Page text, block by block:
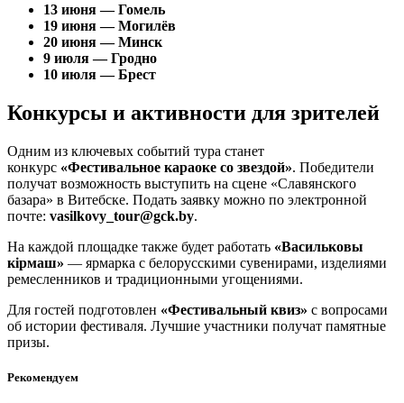
13 июня — Гомель
19 июня — Могилёв
20 июня — Минск
9 июля — Гродно
10 июля — Брест
Конкурсы и активности для зрителей
Одним из ключевых событий тура станет
конкурс «Фестивальное караоке со звездой». Победители
получат возможность выступить на сцене «Славянского
базара» в Витебске. Подать заявку можно по электронной
почте: vasilkovy_tour@gck.by.
На каждой площадке также будет работать «Васильковы
кiрмаш» — ярмарка с белорусскими сувенирами, изделиями
ремесленников и традиционными угощениями.
Для гостей подготовлен «Фестивальный квиз» с вопросами
об истории фестиваля. Лучшие участники получат памятные
призы.
Рекомендуем